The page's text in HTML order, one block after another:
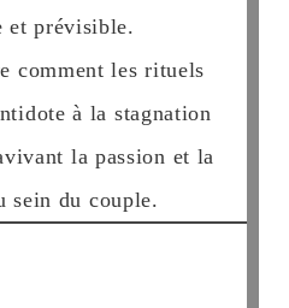
et prévisible.
comment les rituels
à la stagnation
la passion et la
sein du couple.